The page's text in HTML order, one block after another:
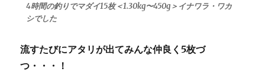
4時間の釣りでマダイ15枚＜1.30kg〜450g＞イナワラ・ワカ
シでした
流すたびにアタリが出てみんな仲良く5枚づ
つ・・・！